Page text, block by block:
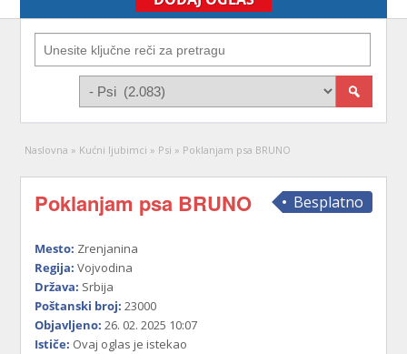
Naslovna » Kućni ljubimci » Psi » Poklanjam psa BRUNO
Besplatno
Poklanjam psa BRUNO
Mesto: Zrenjanina
Regija: Vojvodina
Država: Srbija
Poštanski broj: 23000
Objavljeno: 26. 02. 2025 10:07
Ističe: Ovaj oglas je istekao